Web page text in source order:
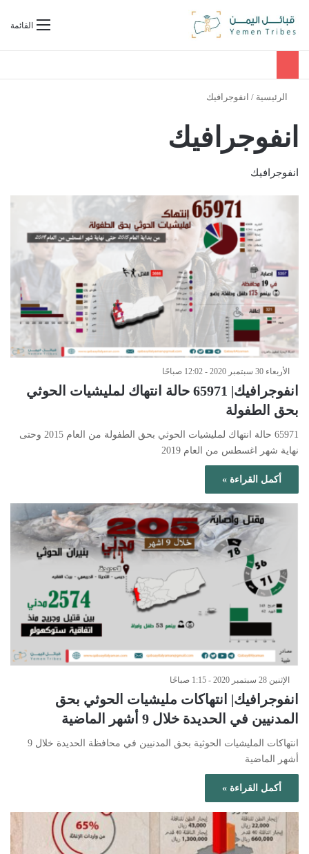
القائمةبحث عن
الرئيسية / انفوجرافيك
انفوجرافيك
انفوجرافيك
الأربعاء 30 سبتمبر 2020 - 12:02 صباحًا
انفوجرافيك| 65971 حالة انتهاك لمليشيات الحوثي
بحق الطفولة
65971 حالة انتهاك لمليشيات الحوثي بحق الطفولة من العام 2015 وحتى
نهاية شهر اغسطس من العام 2019
أكمل القراءة »
الإثنين 28 سبتمبر 2020 - 1:15 صباحًا
انفوجرافيك| انتهاكات مليشيات الحوثي بحق
المدنيين في الحديدة خلال 9 أشهر الماضية
انتهاكات المليشيات الحوثية بحق المدنيين في محافظة الحديدة خلال 9
أشهر الماضية
أكمل القراءة »